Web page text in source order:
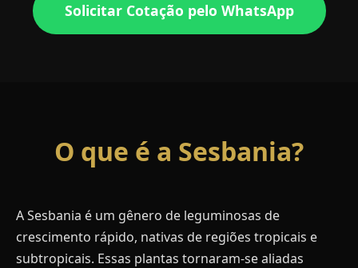
Solicitar Cotação pelo WhatsApp
O que é a Sesbania?
A Sesbania é um gênero de leguminosas de
crescimento rápido, nativas de regiões tropicais e
subtropicais. Essas plantas tornaram-se aliadas